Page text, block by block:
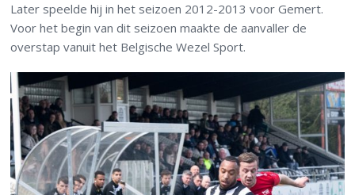
Later speelde hij in het seizoen 2012-2013 voor Gemert.
Voor het begin van dit seizoen maakte de aanvaller de
overstap vanuit het Belgische Wezel Sport.